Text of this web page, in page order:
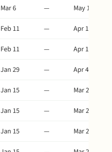
Mar 6 —
May 10
Feb 11 —
Apr 17
Feb 11 —
Apr 17
Jan 29 —
Apr 4
Jan 15 —
Mar 21
Jan 15 —
Mar 21
Jan 15 —
Mar 21